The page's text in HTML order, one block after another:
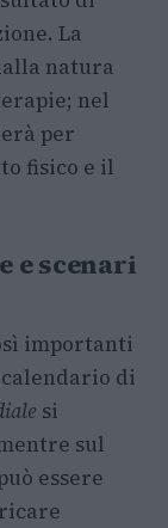
La
natura
nel
per
fisico e il
e scenari
importanti
di
si
sul
essere